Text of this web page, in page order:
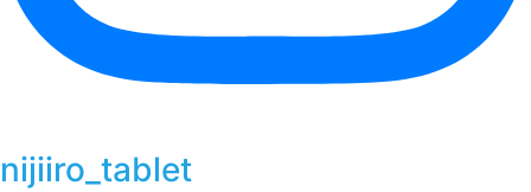
nijiiro_tablet